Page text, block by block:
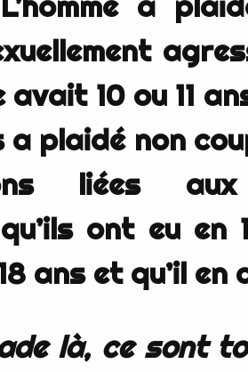
10 ou 11
a plaidé non
liées
ont eu en
ans et qu’il en
là, ce sont